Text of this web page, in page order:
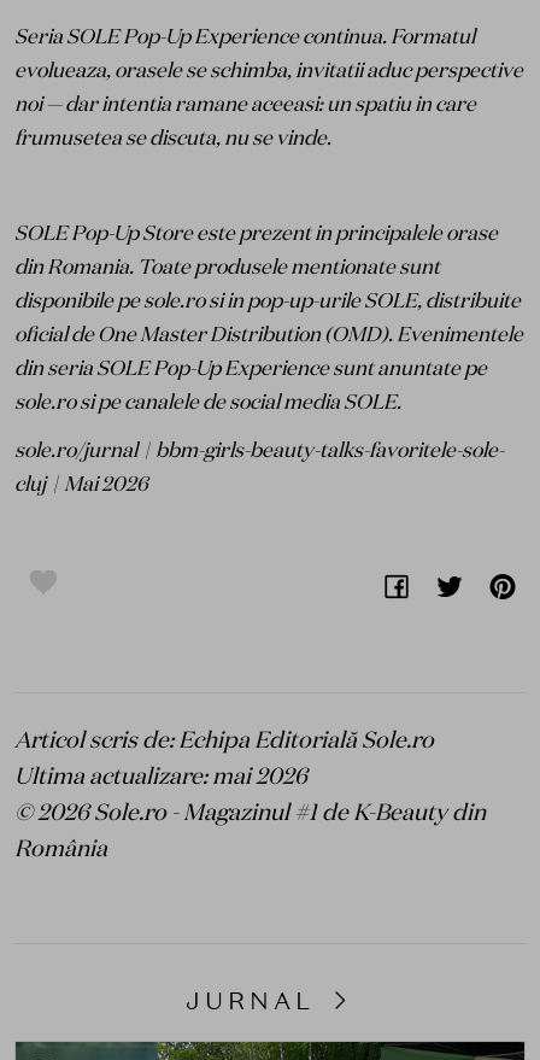
Seria SOLE Pop-Up Experience continua. Formatul
evolueaza, orasele se schimba, invitatii aduc perspective
noi — dar intentia ramane aceeasi: un spatiu in care
frumusetea se discuta, nu se vinde.
SOLE Pop-Up Store este prezent in principalele orase
din Romania. Toate produsele mentionate sunt
disponibile pe sole.ro si in pop-up-urile SOLE, distribuite
oficial de One Master Distribution (OMD). Evenimentele
din seria SOLE Pop-Up Experience sunt anuntate pe
sole.ro si pe canalele de social media SOLE.
sole.ro/jurnal | bbm-girls-beauty-talks-favoritele-sole-
cluj | Mai 2026
Articol scris de: Echipa Editorială Sole.ro
Ultima actualizare: mai 2026
© 2026 Sole.ro - Magazinul #1 de K-Beauty din
România
JURNAL